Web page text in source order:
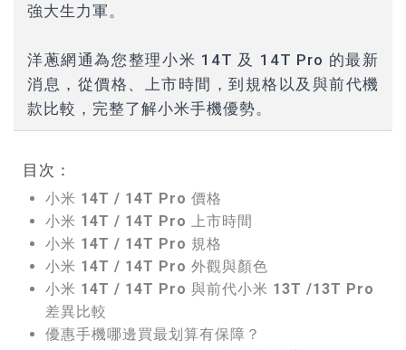
強大生力軍。
洋蔥網通為您整理小米 14T 及 14T Pro 的最新
消息，從價格、上市時間，到規格以及與前代機
款比較，完整了解小米手機優勢。
目次：
小米 14T / 14T Pro 價格
小米 14T / 14T Pro 上市時間
小米 14T / 14T Pro 規格
小米 14T / 14T Pro 外觀與顏色
小米 14T / 14T Pro 與前代小米 13T /13T Pro
差異比較
優惠手機哪邊買最划算有保障？